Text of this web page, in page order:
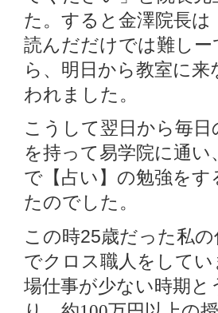
た。すると金澤院長は
読んだだけでは難し
ら、明日から教室に来
われました。
こうして翌日から毎日
を持って易学院に通い
で【占い】の勉強をす
たのでした。
この時25歳だった私
でクロス職人をして
場仕事が少ない時期と